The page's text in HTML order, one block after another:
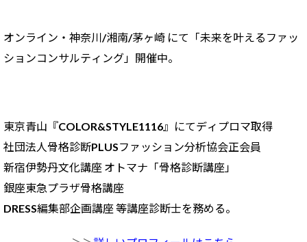
オンライン・神奈川/湘南/茅ヶ崎 にて「未来を叶えるファッ
ションコンサルティング」開催中。
東京青山『COLOR&STYLE1116』にてディプロマ取得
社団法人骨格診断PLUSファッション分析協会正会員
新宿伊勢丹文化講座 オトマナ「骨格診断講座」
銀座東急プラザ骨格講座
DRESS編集部企画講座 等講座診断士を務める。